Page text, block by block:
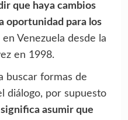
que haya cambios
oportunidad para los
Venezuela desde la
en 1998.
buscar formas de
diálogo, por supuesto
asumir que